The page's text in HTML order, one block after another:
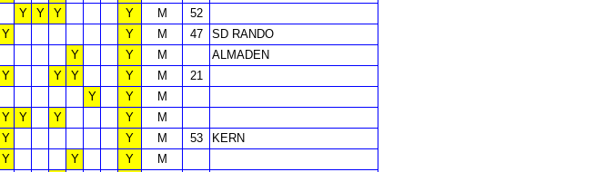
Y Y Y Y M
52
Y Y M 47
SD RANDO
Y Y M
ALMADEN
Y Y Y Y M
21
Y Y
M
Y Y Y Y
M
Y Y M 53
KERN
Y Y Y
M